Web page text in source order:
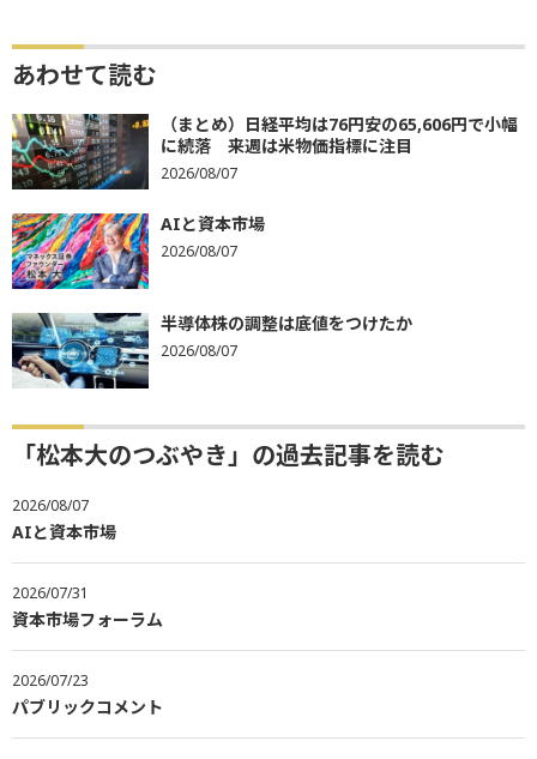
あわせて読む
（まとめ）日経平均は76円安の65,606円で小幅
に続落 来週は米物価指標に注目
2026/08/07
AIと資本市場
2026/08/07
半導体株の調整は底値をつけたか
2026/08/07
「松本大のつぶやき」の過去記事を読む
2026/08/07
AIと資本市場
2026/07/31
資本市場フォーラム
2026/07/23
パブリックコメント